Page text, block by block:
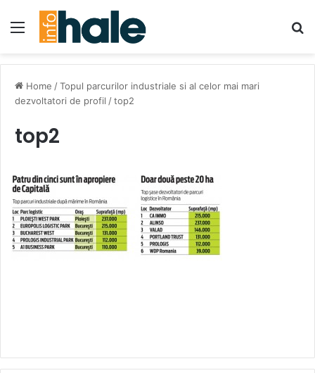
Menu
Home /Topul parcurilor industriale si al celor mai mari
dezvoltatori de profil /top2
top2